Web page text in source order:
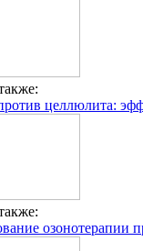
целлюлита:
озонотерапии